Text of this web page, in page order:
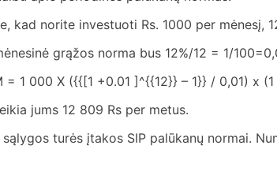
kad norite investuoti Rs. 1000 per mėnesį,
grąžos norma bus 12%/12 = 1/
= 1 000 X ({{[1 +0.01 ]^{{12}} – 1}} / 0,01) x (1
jums 12 809 Rs per metus.
sąlygos turės įtakos SIP palūkanų normai.